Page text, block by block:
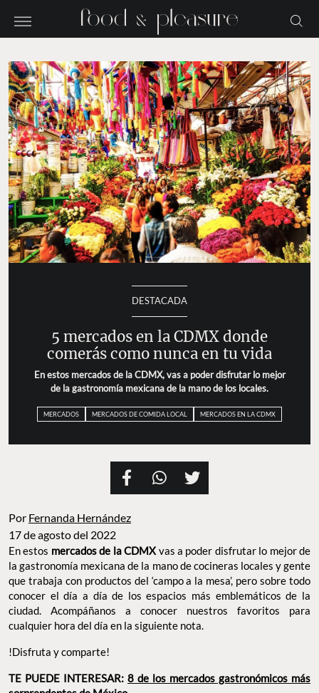
DESTACADA
5 mercados en la CDMX donde
comerás como nunca en tu vida
En estos mercados de la CDMX, vas a poder disfrutar lo mejor
de la gastronomía mexicana de la mano de los locales.
MERCADOS MERCADOS DE COMIDA LOCAL MERCADOS EN LA CDMX
Por Fernanda Hernández
17 de agosto del 2022
En estos mercados de la CDMX vas a poder disfrutar lo mejor de
la gastronomía mexicana de la mano de cocineras locales y gente
que trabaja con productos del ‘campo a la mesa’, pero sobre todo
conocer el día a día de los espacios más emblemáticos de la
ciudad. Acompáñanos a conocer nuestros favoritos para
cualquier hora del día en la siguiente nota.
!Disfruta y comparte!
TE PUEDE INTERESAR: 8 de los mercados gastronómicos más